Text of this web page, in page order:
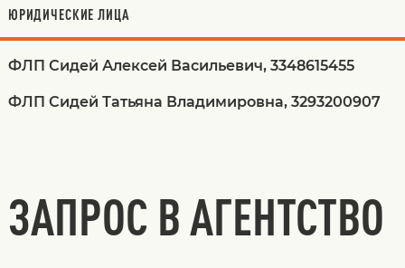
ЮРИДИЧЕСКИЕ ЛИЦА
ФЛП Сидей Алексей Васильевич, 3348615455
ФЛП Сидей Татьяна Владимировна, 3293200907
ЗАПРОС В АГЕНТСТВО